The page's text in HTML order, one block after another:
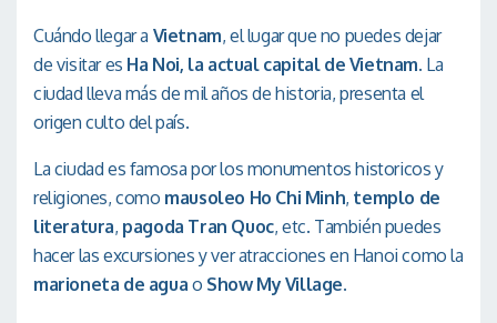
Cuándo llegar a Vietnam, el lugar que no puedes dejar
de visitar es Ha Noi, la actual capital de Vietnam. La
ciudad lleva más de mil años de historia, presenta el
origen culto del país.
La ciudad es famosa por los monumentos historicos y
religiones, como mausoleo Ho Chi Minh, templo de
literatura, pagoda Tran Quoc, etc. También puedes
hacer las excursiones y ver atracciones en Hanoi como la
marioneta de agua o Show My Village.